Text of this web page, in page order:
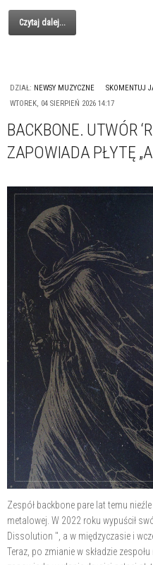
Czytaj dalej...
DZIAŁ: NEWSY MUZYCZNE
SKOMENTUJ
WTOREK, 04 SIERPIEŃ 2026 14:17
BACKBONE. UTWÓR
ZAPOWIADA PŁYTĘ
Zespół backbone pare lat temu
metalowej. W 2022 roku wypuścił
Dissolution ", a w międzyczasie i
Teraz, po zmianie w składzie